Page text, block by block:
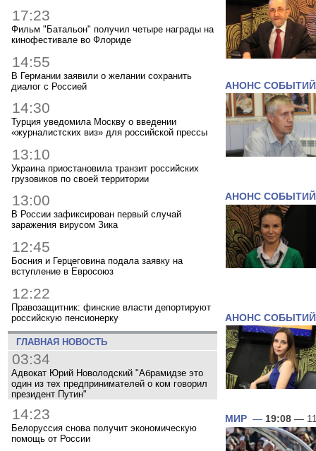
17:23
Фильм "Батальон" получил четыре награды на
кинофестивале во Флориде
14:55
В Германии заявили о желании сохранить
диалог с Россией
14:30
Турция уведомила Москву о введении
«журналистских виз» для российской прессы
13:10
Украина приостановила транзит российских
грузовиков по своей территории
13:00
В России зафиксирован первый случай
заражения вирусом Зика
12:45
Босния и Герцеговина подала заявку на
вступление в Евросоюз
12:22
Правозащитник: финские власти депортируют
российскую пенсионерку
ГЛАВНАЯ НОВОСТЬ
03:34
Адвокат Юрий Новолодский "Абрамидзе это
один из тех предпринимателей о ком говорил
президент Путин"
14:23
Белоруссия снова получит экономическую
помощь от России
АНОНС СОБЫТИЙ
АНОНС СОБЫТИЙ
АНОНС СОБЫТИЙ
МИР — 19:08 —